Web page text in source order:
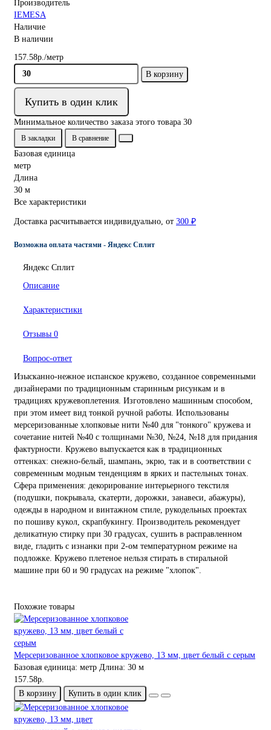
Производитель
IEMESA
Наличие
В наличии
157.58р./метр
В корзину
Купить в один клик
Минимальное количество заказа этого товара 30
В закладки В сравнение
Базовая единица
метр
Длина
30 м
Все характеристики
Доставка расчитывается индивидуально, от 300 ₽
Возможна оплата частями - Яндекс Сплит
Яндекс Сплит
Описание
Характеристики
Отзывы 0
Вопрос-ответ
Изысканно-нежное испанское кружево, созданное современными
дизайнерами по традиционным старинным рисункам и в
традициях кружевоплетения. Изготовлено машинным способом,
при этом имеет вид тонкой ручной работы. Использованы
мерсеризованные хлопковые нити №40 для "тонкого" кружева и
сочетание нитей №40 с толщинами №30, №24, №18 для придания
фактурности. Кружево выпускается как в традиционных
оттенках: снежно-белый, шампань, экрю, так и в соответствии с
современным модным тенденциям в ярких и пастельных тонах.
Сфера применения: декорирование интерьерного текстиля
(подушки, покрывала, скатерти, дорожки, занавеси, абажуры),
одежды в народном и винтажном стиле, рукодельных проектах
по пошиву кукол, скрапбукингу. Производитель рекомендует
деликатную стирку при 30 градусах, сушить в расправленном
виде, гладить с изнанки при 2-ом температурном режиме на
подложке. Кружево плетеное нельзя стирать в стиральной
машине при 60 и 90 градусах на режиме "хлопок".
Похожие товары
Мерсеризованное хлопковое кружево, 13 мм, цвет белый с серым
Базовая единица: метр Длина: 30 м
157.58р.
В корзину
Купить в один клик